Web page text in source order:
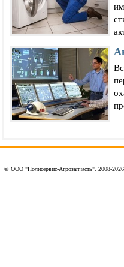
© ООО "Полисервис-Агрозапчасть". 2008-